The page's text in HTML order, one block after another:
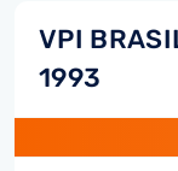
VPI
1993